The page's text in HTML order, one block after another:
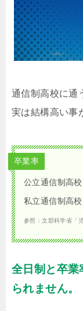
通信制高校に通
実は結構高い事
卒業率
公立通信制高
私立通信制高
参照：文部科学省「
全日制と卒業
られません。